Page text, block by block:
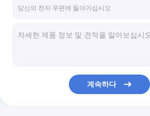
도와 진열대
부속품 진열대
계속하다